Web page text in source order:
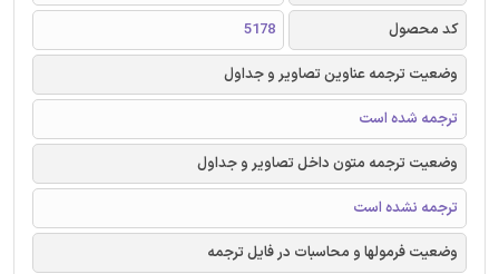
کد محصول
5178
وضعیت ترجمه عناوین تصاویر و جداول
ترجمه شده است
وضعیت ترجمه متون داخل تصاویر و جداول
ترجمه نشده است
وضعیت فرمولها و محاسبات در فایل ترجمه